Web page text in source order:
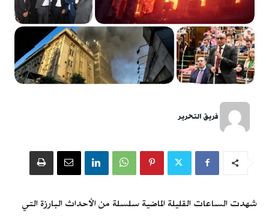
فريق التحرير
شهدت الساعات القليلة الماضية سلسلة من الأحداث البارزة التي